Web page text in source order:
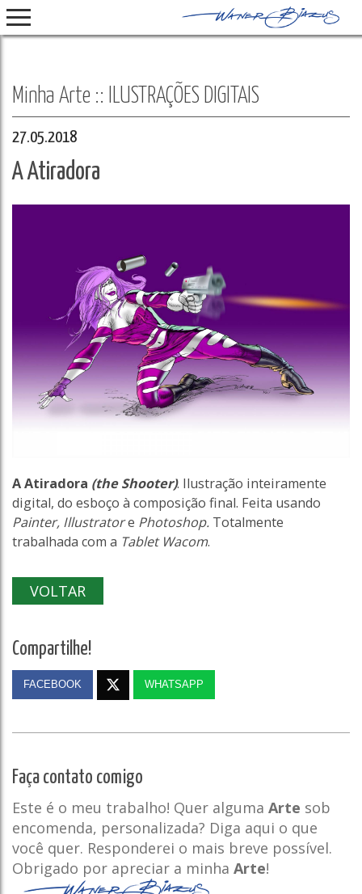
Minha Arte :: ILUSTRAÇÕES DIGITAIS
27.05.2018
A Atiradora
A Atiradora (the Shooter). Ilustração inteiramente
digital, do esboço à composição final. Feita usando
Painter, Illustratore Photoshop. Totalmente
trabalhada com a Tablet Wacom.
VOLTAR
Compartilhe!
FACEBOOK WHATSAPP
Faça contato comigo
Este é o meu trabalho! Quer alguma Arte sob
encomenda, personalizada? Diga aqui o que
você quer. Responderei o mais breve possível.
Obrigado por apreciar a minha Arte!
Select Language